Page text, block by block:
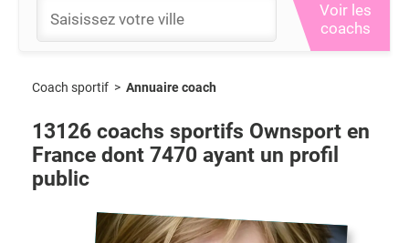
Voir les
coachs
Coach sportif > Annuaire coach
13126 coachs sportifs Ownsport en
France dont 7470 ayant un profil
public